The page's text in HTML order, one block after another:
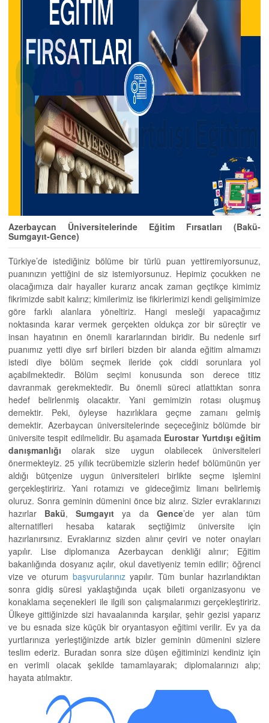
Azerbaycan Üniversitelerinde Eğitim Fırsatları (Bakü-
Sumgayıt-Gence)
Türkiye’de istediğiniz bölüme bir türlü puan yettiremiyorsunuz,
puanınızın yettiğini de siz istemiyorsunuz. Hepimiz çocukken ne
olacağımıza dair hayaller kurarız ancak zaman geçtikçe kimimiz
fikrimizde sabit kalırız; kimilerimiz ise fikirlerimizi kendi gelişimimize
göre farklı alanlara yöneltiriz. Hangi mesleği yapacağımız
noktasında karar vermek gerçekten oldukça zor bir süreçtir ve
insan hayatının en önemli kararlarından biridir. Bu nedenle sırf
puanımız yetti diye sırf birileri bizden bir alanda eğitim almamızı
istedi diye bölüm seçmek ileride çok ciddi sorunlara yol
açabilmektedir. Bölüm seçimi konusunda son derece titiz
davranmak gerekmektedir. Bu önemli süreci atlattıktan sonra
hedef belirlenmiş olacaktır. Yani gemimizin rotası oluşmuş
demektir. Peki, öyleyse hazırlıklara geçme zamanı gelmiş
demektir. Azerbaycan üniversitelerinde seçeceğiniz bölümde bir
üniversite tespit edilmelidir. Bu aşamada Eurostar Yurtdışı eğitim
danışmanlığı olarak size uygun olabilecek üniversiteleri
önermekteyiz. 25 yıllık tecrübemizle sizlerin hedef bölümünün yer
aldığı bütçenize uygun üniversiteleri birlikte seçme işlemini
gerçekleştiririz. Yani rotamızı ve gideceğimiz limanı belirlemiş
oluruz. Sonra geminin dümenini önce biz alırız. Sizler evraklarınızı
hazırlar Bakü,Sumgayıt ya da Gence’de yer alan tüm
alternatifleri hesaba katarak seçtiğimiz üniversite için
hazırlanırsınız. Evraklarınız sizden alınır çeviri ve noter onayları
yapılır. Lise diplomanıza Azerbaycan denkliği alınır; Eğitim
bakanlığında dosyanız açılır, okul davetiyeniz temin edilir; öğrenci
vize ve oturum başvurularınızyapılır. Tüm bunlar hazırlandıktan
sonra gidiş süresi yaklaştığında uçak bileti organizasyonu ve
konaklama seçenekleri ile ilgili son çalışmalarımızı gerçekleştiririz.
Ülkeye gittiğinizde sizi havaalanında karşılar, şehir gezisi yaparız
ve bu esnada size küçük bir oryantasyon eğitimi verilir. Ev ya da
yurtlarınıza yerleştiğinizde artık bizler geminin dümenini sizlere
teslim ederiz. Buradan sonra size düşen eğitiminizi kendiniz için
en verimli olacak şekilde tamamlayarak; diplomalarınızı alıp;
hayata atılmaktır.